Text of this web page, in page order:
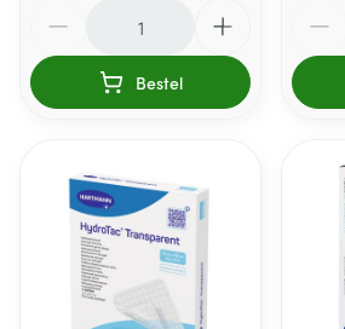
Bestel